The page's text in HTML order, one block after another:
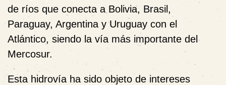
de ríos que conecta a Bolivia, Brasil,
Paraguay, Argentina y Uruguay con el
Atlántico, siendo la vía más importante del
Mercosur.
Esta hidrovía ha sido objeto de intereses